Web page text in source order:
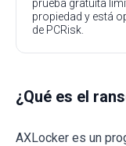
prueba gratuita
propiedad y está
de PCRisk.
¿Qué es el
AXLocker es un